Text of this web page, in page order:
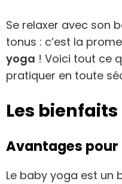
Se relaxer avec son
tonus : c’est la
yoga ! Voici tout ce
pratiquer en toute
Les
Avantages
Le baby yoga est un